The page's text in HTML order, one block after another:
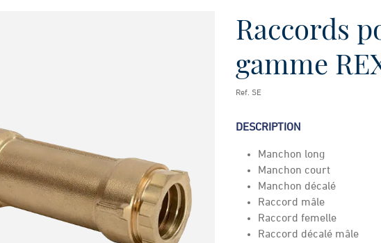
Raccords
gamme
Ref. SE
DESCRIPTION
Manchon long
Manchon court
Manchon décalé
Raccord mâle
Raccord femelle
Raccord décalé mâle